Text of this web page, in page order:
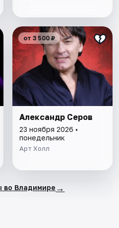
от 3 500 ₽
Александр Серов
23 ноября 2026 •
понедельник
Арт Холл
во Владимире →